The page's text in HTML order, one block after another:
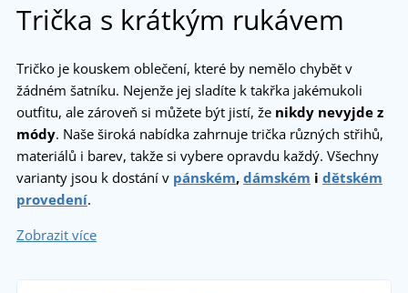
Trička s krátkým rukávem
Tričko je kouskem oblečení, které by nemělo chybět v
žádném šatníku. Nejenže jej sladíte k takřka jakémukoli
outfitu, ale zároveň si můžete být jistí, že nikdy nevyjde z
módy. Naše široká nabídka zahrnuje trička různých střihů,
materiálů i barev, takže si vybere opravdu každý. Všechny
varianty jsou k dostání v pánském, dámském i dětském
provedení.
Zobrazit více